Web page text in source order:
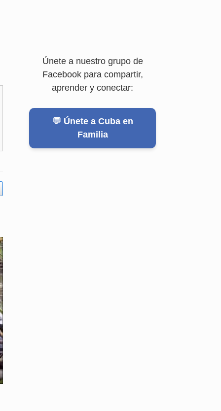
Únete a nuestro grupo de
Facebook para compartir,
aprender y conectar:
💬 Únete a Cuba en
Familia